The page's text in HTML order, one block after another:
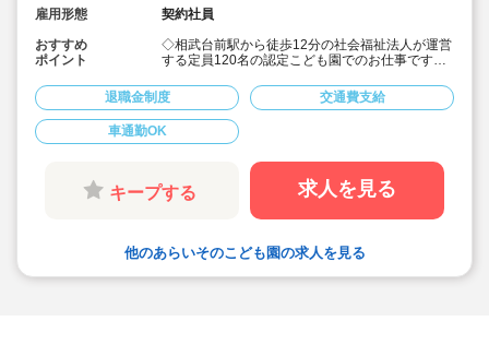
雇用形態
契約社員
おすすめ
ポイント
◇相武台前駅から徒歩12分の社会福祉法人が運営
する定員120名の認定こども園でのお仕事です！
り）！
◇3年勤務後に正職員登用の機会あり！
◇賞与実績4.2ヶ月（初年度は3.8ヶ月）☆
◇年間を通じて、JR相模線の相武台下駅付近の田
収穫をしたりしています♪
退職金制度 交通費支給
車通勤OK
キープする 求人を見る
他のあらいそのこども園の求人を見る